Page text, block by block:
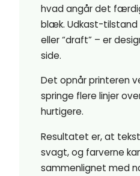
hvad angår det
blæk. Udkast-tilstand
eller “draft” – er
side.
Det opnår printeren
springe flere linjer
hurtigere.
Resultatet er, at
svagt, og farverne
sammenlignet med